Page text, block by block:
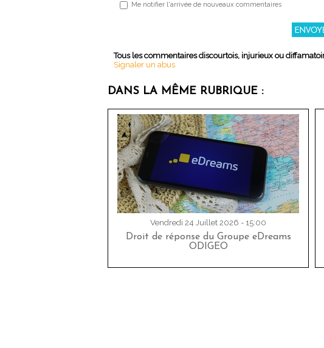
Me notifier l'arrivée de nouveaux commentaires
Tous les commentaires discourtois, injurieux ou
Signaler un abus
DANS LA MÊME RUBRIQUE :
Vendredi 24 Juillet 2026 - 15:00
Droit de réponse du Groupe eDreams
ODIGEO